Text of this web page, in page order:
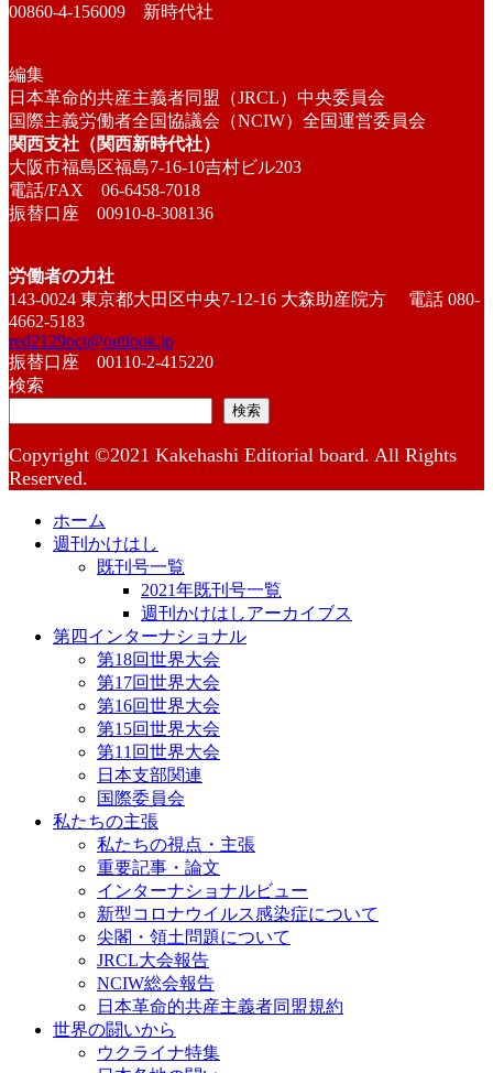
00860-4-156009 新時代社
編集
日本革命的共産主義者同盟（JRCL）中央委員会
国際主義労働者全国協議会（NCIW）全国運営委員会
関西支社（関西新時代社）
大阪市福島区福島7-16-10吉村ビル203
電話/FAX 06-6458-7018
振替口座 00910-8-308136
労働者の力社
143-0024 東京都大田区中央7-12-16 大森助産院方 電話 080-
4662-5183
red2129oct@outlook.jp
振替口座 00110-2-415220
検索
検索
Copyright ©2021 Kakehashi Editorial board. All Rights
Reserved.
ホーム
週刊かけはし
既刊号一覧
2021年既刊号一覧
週刊かけはしアーカイブス
第四インターナショナル
第18回世界大会
第17回世界大会
第16回世界大会
第15回世界大会
第11回世界大会
日本支部関連
国際委員会
私たちの主張
私たちの視点・主張
重要記事・論文
インターナショナルビュー
新型コロナウイルス感染症について
尖閣・領土問題について
JRCL大会報告
NCIW総会報告
日本革命的共産主義者同盟規約
世界の闘いから
ウクライナ特集